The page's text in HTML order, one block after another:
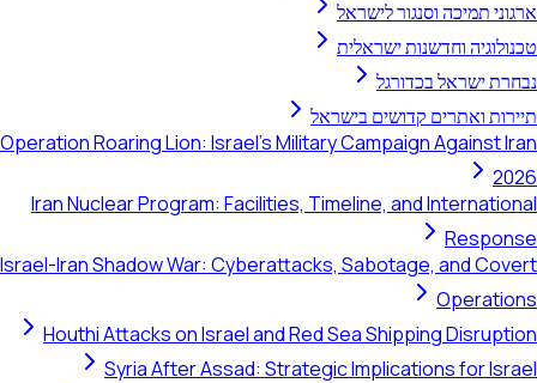
Operation Roaring Lion: Israel's
Iran Nuclear Program:
Israel-Iran Shadow War:
Houthi Attacks on Israel and
Syria After Assad: